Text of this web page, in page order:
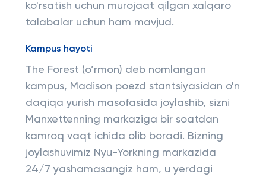
ko'rsatish uchun murojaat qilgan xalqaro
talabalar uchun ham mavjud.
Kampus hayoti
The Forest (o’rmon) deb nomlangan
kampus, Madison poezd stantsiyasidan o'n
daqiqa yurish masofasida joylashib, sizni
Manxettenning markaziga bir soatdan
kamroq vaqt ichida olib boradi. Bizning
joylashuvimiz Nyu-Yorkning markazida
24/7 yashamasangiz ham, u yerdagi